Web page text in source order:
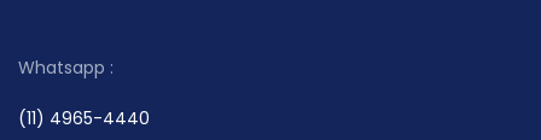
Whatsapp :
(11) 4965-4440